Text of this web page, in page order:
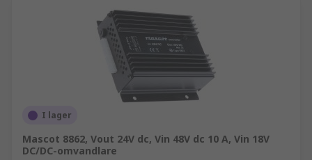
Alla nätaggregat och transformatorer vi
tillhandahåller garanterar nöjda användare.
I lager
Mascot 8862, Vout 24V dc, Vin 48V dc 10 A, Vin 18V
DC/DC-omvandlare